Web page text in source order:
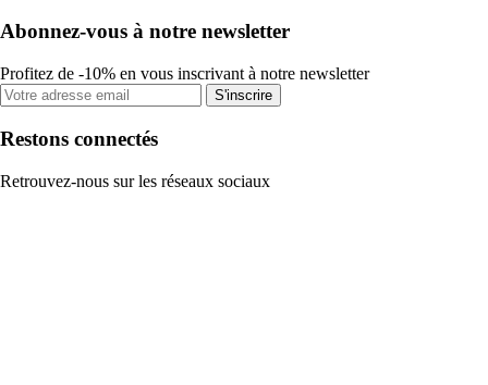
Abonnez-vous à notre newsletter
Profitez de -10% en vous inscrivant à notre newsletter
S'inscrire
Restons connectés
Retrouvez-nous sur les réseaux sociaux